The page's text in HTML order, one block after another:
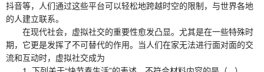
抖音等，人们通过这些平台可以轻松地跨越时空的限制，与世界各地
的人建立联系。
在现代社会，虚拟社交的重要性愈发凸显。尤其是在一些特殊时
期，它更是发挥了不可替代的作用。当人们在家无法进行面对面的交
流和互动时，虚拟社交成为